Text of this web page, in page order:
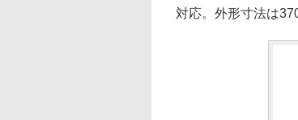
対応。外形寸法は